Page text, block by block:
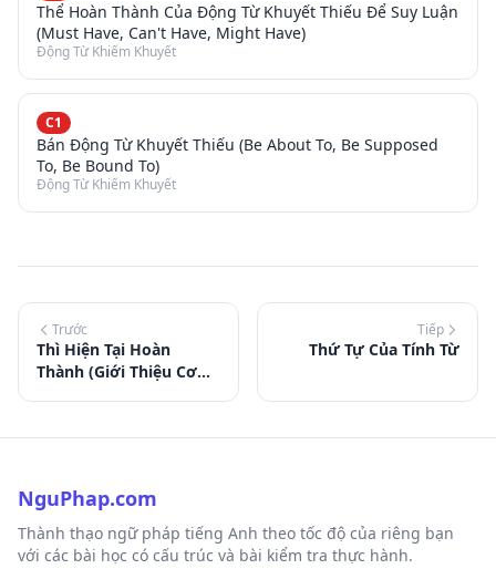
Thể Hoàn Thành Của Động Từ Khuyết Thiếu Để Suy Luận
(Must Have, Can't Have, Might Have)
Động Từ Khiếm Khuyết
C1
Bán Động Từ Khuyết Thiếu (Be About To, Be Supposed
To, Be Bound To)
Động Từ Khiếm Khuyết
Trước
Thì Hiện Tại Hoàn
Thành (Giới Thiệu Cơ
Tiếp
Thứ Tự Của Tính Từ
NguPhap.com
Thành thạo ngữ pháp tiếng Anh theo tốc độ của riêng bạn
với các bài học có cấu trúc và bài kiểm tra thực hành.